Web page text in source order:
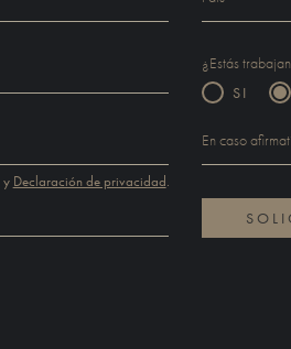
¿Estás
SI
y Declaración de privacidad.